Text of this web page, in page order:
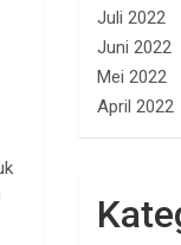
Juli 2022
Juni 2022
Mei 2022
April 2022